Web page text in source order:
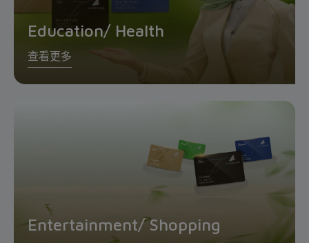
Education/ Health
查看更多
Entertainment/ Shopping